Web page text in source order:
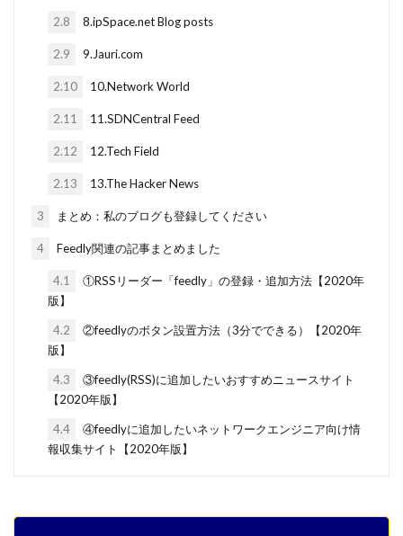
2.8 8.ipSpace.net Blog posts
2.9 9.Jauri.com
2.10 10.Network World
2.11 11.SDNCentral Feed
2.12 12.Tech Field
2.13 13.The Hacker News
3 まとめ：私のブログも登録してください
4 Feedly関連の記事まとめました
4.1
①RSSリーダー「feedly」の登録・追加方法【2020年
版】
4.2
②feedlyのボタン設置方法（3分でできる）【2020年
版】
4.3
③feedly(RSS)に追加したいおすすめニュースサイト
【2020年版】
4.4
④feedlyに追加したいネットワークエンジニア向け情
報収集サイト【2020年版】